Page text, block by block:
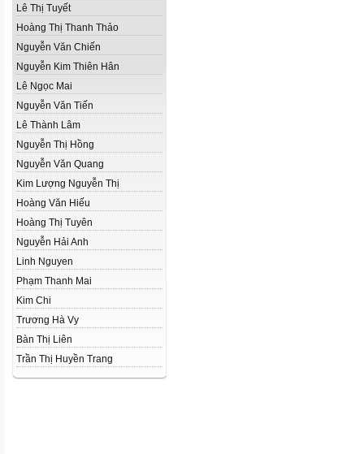
Lê Thị Tuyết
Hoàng Thị Thanh Thảo
Nguyễn Văn Chiến
Nguyễn Kim Thiên Hân
Lê Ngọc Mai
Nguyễn Văn Tiến
Lê Thành Lâm
Nguyễn Thị Hồng
Nguyễn Văn Quang
Kim Lượng Nguyễn Thị
Hoàng Văn Hiếu
Hoàng Thị Tuyên
Nguyễn Hải Anh
Linh Nguyen
Phạm Thanh Mai
Kim Chi
Trương Hà Vy
Bàn Thị Liên
Trần Thị Huyền Trang